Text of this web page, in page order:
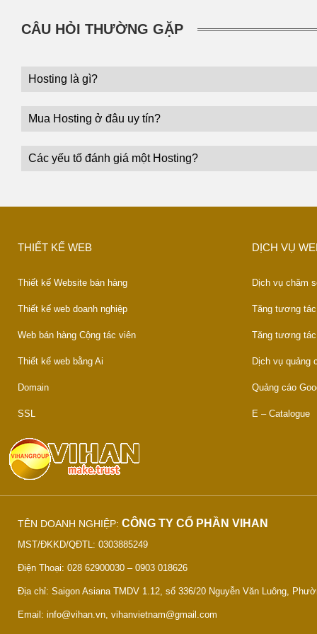
CÂU HỎI THƯỜNG GẶP
Hosting là gì?
Mua Hosting ở đâu uy tín?
Các yếu tố đánh giá một Hosting?
THIẾT KẾ WEB
Thiết kế Website bán hàng
Thiết kế web doanh nghiệp
Web bán hàng Cộng tác viên
Thiết kế web bằng Ai
Domain
SSL
DỊCH VỤ
Dịch vụ chăm
Tăng tương
Tăng tương
Dịch vụ quảng
Quảng cáo
E – Catalogue
TÊN DOANH NGHIỆP: CÔNG TY CỔ PHẦN VIHAN
MST/ĐKKD/QĐTL: 0303885249
Điện Thoại: 028 62900030 – 0903 018626
Địa chỉ: Saigon Asiana TMDV 1.12, số 336/20 Nguyễn Văn Luông,
Email: info@vihan.vn, vihanvietnam@gmail.com